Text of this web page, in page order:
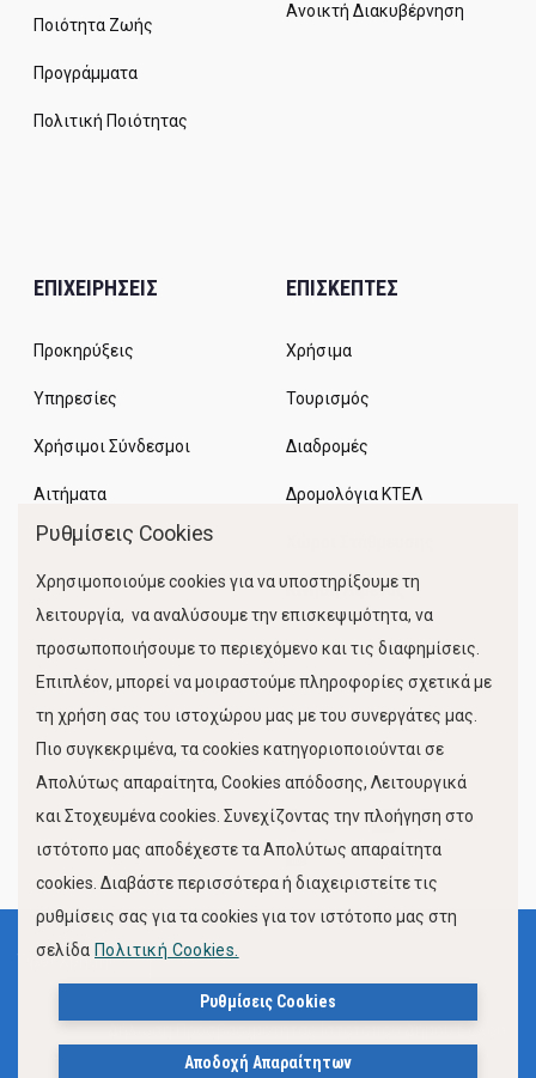
Ποιότητα Ζωής
Προγράμματα
Πολιτική Ποιότητας
Ανοικτή Διακυβέρνηση
ΕΠΙΧΕΙΡΗΣΕΙΣ
Προκηρύξεις
Υπηρεσίες
Χρήσιμοι Σύνδεσμοι
Αιτήματα
ΕΠΙΣΚΕΠΤΕΣ
Χρήσιμα
Τουρισμός
Διαδρομές
Δρομολόγια ΚΤΕΛ
Κίνηση Λιμένος
FOLLOW US
Όροι Χρήσης
Πολιτική Προστασίας Προσωπικών Δεδομένων
Πολιτική Cookies
Ρυθμίσεις Cookies
Χρησιμοποιούμε cookies για να υποστηρίξουμε τη
λειτουργία, να αναλύσουμε την επισκεψιμότητα, να
προσωποποιήσουμε το περιεχόμενο και τις διαφημίσεις.
Επιπλέον, μπορεί να μοιραστούμε πληροφορίες σχετικά με
τη χρήση σας του ιστοχώρου μας με του συνεργάτες μας.
Πιο συγκεκριμένα, τα cookies κατηγοριοποιούνται σε
Απολύτως απαραίτητα, Cookies απόδοσης, Λειτουργικά
και Στοχευμένα cookies. Συνεχίζοντας την πλοήγηση στο
ιστότοπο μας αποδέχεστε τα Απολύτως απαραίτητα
cookies. Διαβάστε περισσότερα ή διαχειριστείτε τις
ρυθμίσεις σας για τα cookies για τον ιστότοπο μας στη
σελίδα Πολιτική Cookies.
Ρυθμίσεις Cookies
Αποδοχή Απαραίτητων